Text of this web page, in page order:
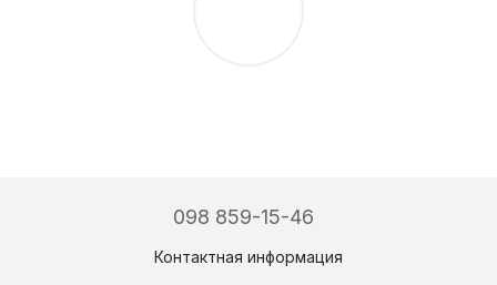
098 859-15-46
Контактная информация